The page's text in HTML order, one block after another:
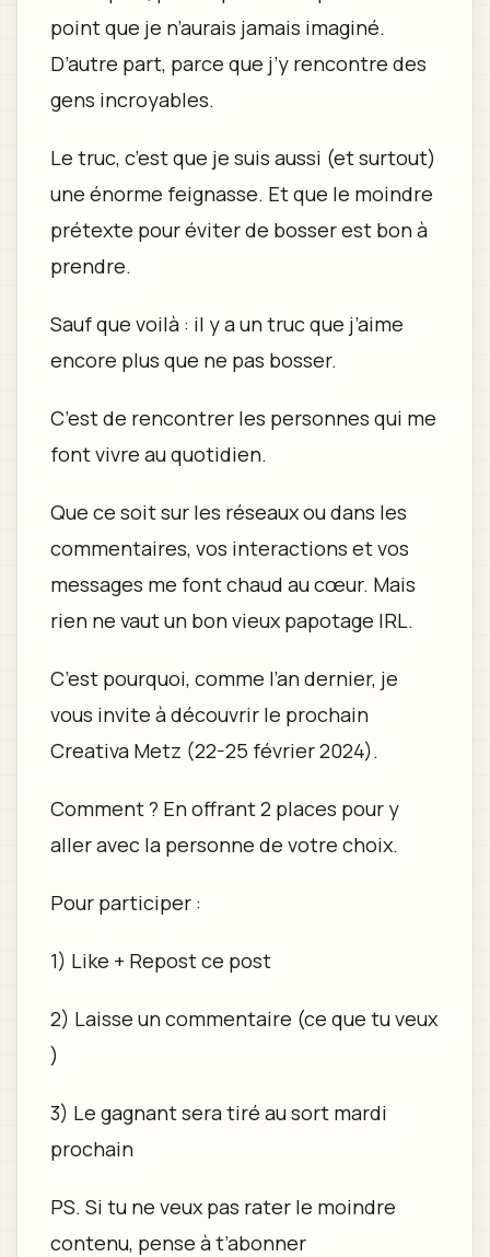
point que je n’aurais jamais imaginé.
D’autre part, parce que j’y rencontre des
gens incroyables.
Le truc, c’est que je suis aussi (et surtout)
une énorme feignasse. Et que le moindre
prétexte pour éviter de bosser est bon à
prendre.
Sauf que voilà : il y a un truc que j’aime
encore plus que ne pas bosser.
C’est de rencontrer les personnes qui me
font vivre au quotidien.
Que ce soit sur les réseaux ou dans les
commentaires, vos interactions et vos
messages me font chaud au cœur. Mais
rien ne vaut un bon vieux papotage IRL.
C’est pourquoi, comme l’an dernier, je
vous invite à découvrir le prochain
Creativa Metz (22-25 février 2024).
Comment ? En offrant 2 places pour y
aller avec la personne de votre choix.
Pour participer :
1) Like + Repost ce post
2) Laisse un commentaire (ce que tu veux
)
3) Le gagnant sera tiré au sort mardi
prochain
PS. Si tu ne veux pas rater le moindre
contenu, pense à t’abonner